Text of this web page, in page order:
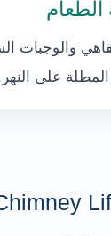
الطعام
والوجبات
على